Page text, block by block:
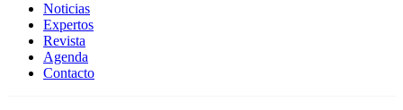
Noticias
Expertos
Revista
Agenda
Contacto